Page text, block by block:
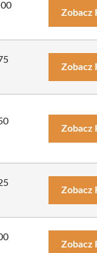
Zobacz
Zobacz
Zobacz
Zobacz
Zobacz